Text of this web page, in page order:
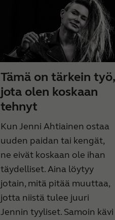
Tämä on tärkein työ,
jota olen koskaan
tehnyt
Kun Jenni Ahtiainen ostaa
uuden paidan tai kengät,
ne eivät koskaan ole ihan
täydelliset. Aina löytyy
jotain, mitä pitää muuttaa,
jotta niistä tulee juuri
Jennin tyyliset. Samoin kävi